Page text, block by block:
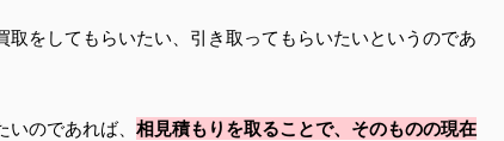
取をしてもらいたい、引き取ってもらいたいというのであ
のであれば、 相見積もりを取ることで、そのものの現在